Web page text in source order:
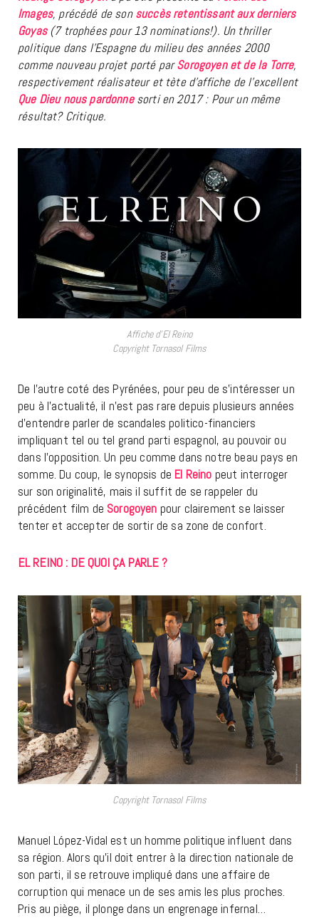
Images, précédé de sonsuccès retentissant aux derniers
Goyas(7 trophées pour 13 nominations!). Un thriller
politique dans l’Espagne du milieu des années 2000
comme nouveau projet porté parSorogoyen et de la Torre,
respectivement réalisateur et tète d’affiche de l’excellent
Que Dieu nous pardonnesorti en 2017 : Pour un même
résultat? Critique.
Affiche d’El Reino
Copyright Tornasol Films
De l’autre coté des Pyrénées, pour peu de s’intéresser un
peu à l’actualité, il n’est pas rare depuis plusieurs années
d’entendre parler de scandales politico-financiers
impliquant tel ou tel grand parti espagnol, au pouvoir ou
dans l’opposition. Un peu comme dans notre beau pays en
somme. Du coup, le synopsis de El Reino peut interroger
sur son originalité, mais il suffit de se rappeler du
précédent film de Sorogoyen pour clairement se laisser
tenter et accepter de sortir de sa zone de confort.
EL REINO : DE QUOI ÇA PARLE ?
Copyright Tornasol Films
Manuel López-Vidal est un homme politique influent dans
sa région. Alors qu’il doit entrer à la direction nationale de
son parti, il se retrouve impliqué dans une affaire de
corruption qui menace un de ses amis les plus proches.
Pris au piège, il plonge dans un engrenage infernal…